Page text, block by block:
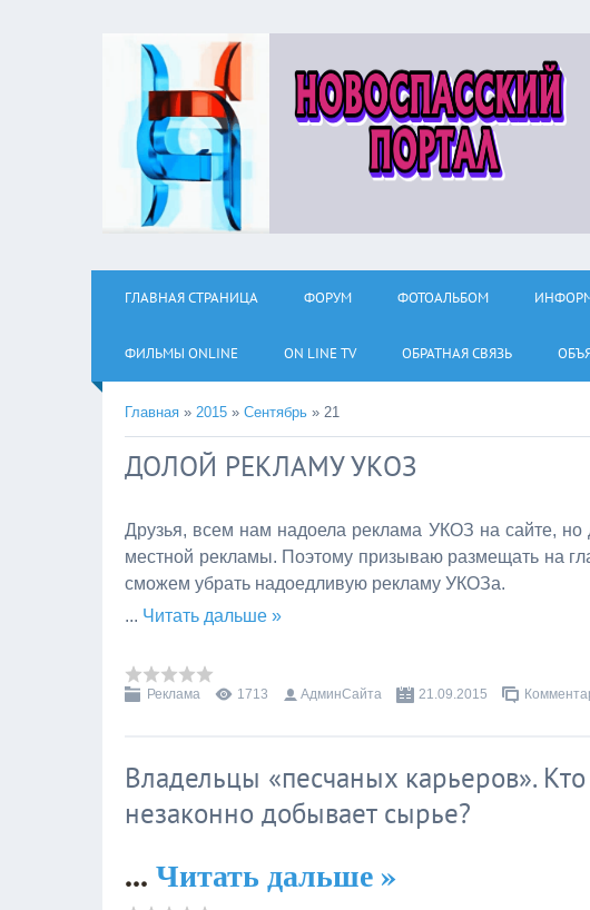
ГЛАВНАЯ СТРАНИЦА ФОРУМ ФОТОАЛЬБОМ
ФИЛЬМЫ ОNLINE ON LINE TV ОБРАТНАЯ СВЯЗЬ
Главная » 2015 » Сентябрь » 21
ДОЛОЙ РЕКЛАМУ УКОЗ
Друзья, всем нам надоела реклама УКОЗ на сайте,
местной рекламы. Поэтому призываю размещать на
сможем убрать надоедливую рекламу УКОЗа.
... Читать дальше »
Реклама 1713 АдминСайта 21.09.2015
Владельцы «песчаных карьеров».
незаконно добывает сырье?
...Читать дальше »